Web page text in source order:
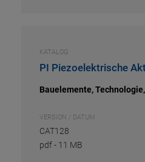
KATALOG
PI Piezoelektrische
Bauelemente,
VERSION / DATUM
CAT128
pdf- 11 MB